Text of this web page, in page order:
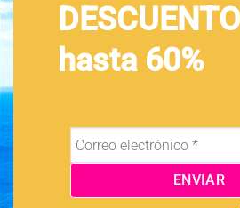
hasta 60%